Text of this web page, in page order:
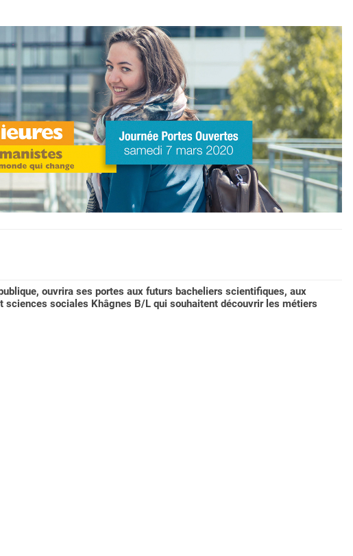
ouvrira ses portes aux futurs bacheliers scientifiques, aux
sciences sociales Khâgnes B/L qui souhaitent découvrir les métiers